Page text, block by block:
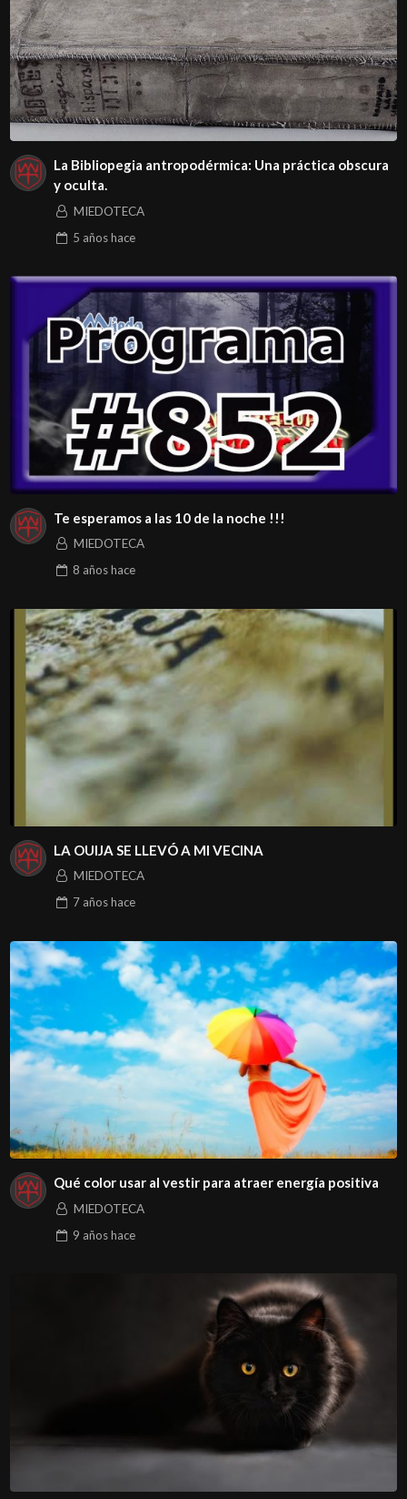
La Bibliopegia antropodérmica: Una práctica obscura
y oculta.
MIEDOTECA
5 añoshace
Te esperamos a las 10 de la noche !!!
MIEDOTECA
8 añoshace
LA OUIJA SE LLEVÓ A MI VECINA
MIEDOTECA
7 añoshace
Qué color usar al vestir para atraer energía positiva
MIEDOTECA
9 añoshace